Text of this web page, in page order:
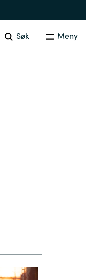
Søk Meny